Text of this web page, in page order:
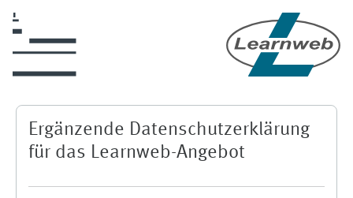
Ergänzende Datenschutzerklärung
für das Learnweb-Angebot